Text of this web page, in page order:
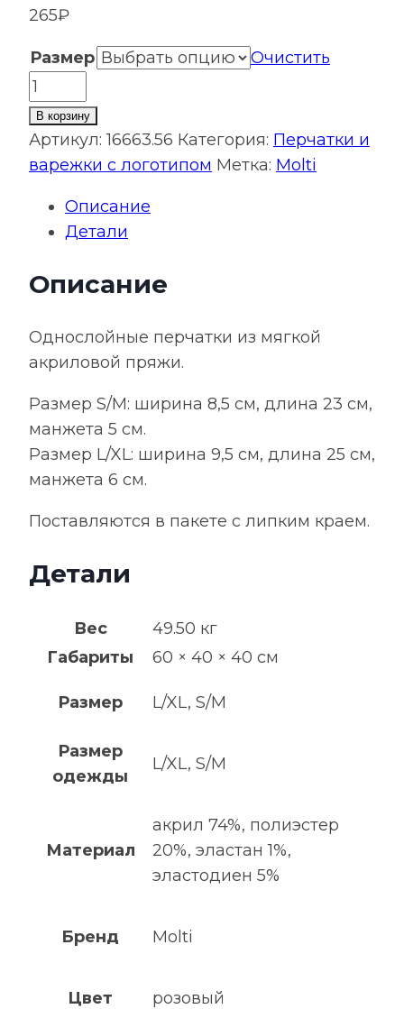
265₽
Размер
Очистить
Количество
товара
Перчатки
Urban
пыльно-
розовые
В корзину
Артикул:16663.56 Категория: Перчатки и
варежки с логотипом Метка: Molti
Описание
Детали
Описание
Однослойные перчатки из мягкой
акриловой пряжи.
Размер S/M: ширина 8,5 см, длина 23 см,
манжета 5 см.
Pазмер L/XL: ширина 9,5 см, длина 25 см,
манжета 6 см.
Поставляются в пакете с липким краем.
Детали
Вес
49.50 кг
Габариты
60 × 40 × 40 см
Размер L/XL, S/M
Размер
одежды
L/XL, S/M
Материал
акрил 74%, полиэстер
20%, эластан 1%,
эластодиен 5%
Бренд Molti
Цвет розовый